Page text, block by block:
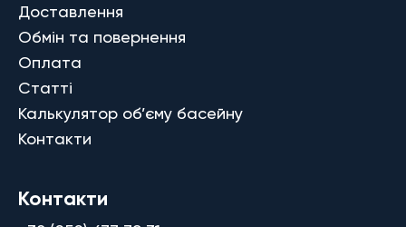
Доставлення
Обмін та повернення
Оплата
Статті
Калькулятор об’єму басейну
Контакти
Контакти